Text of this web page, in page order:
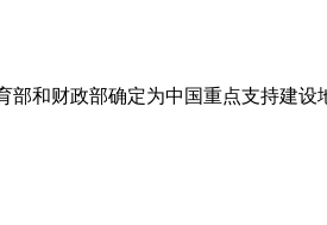
和财政部确定为中国重点支持建